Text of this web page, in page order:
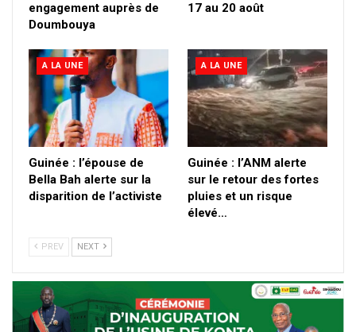
engagement auprès de
Doumbouya
17 au 20 août
A LA UNE
Guinée : l’épouse de
Bella Bah alerte sur la
disparition de l’activiste
A LA UNE
Guinée : l’ANM alerte
sur le retour des fortes
pluies et un risque
élevé…
PREV NEXT